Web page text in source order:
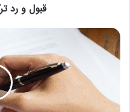
قبول و رد